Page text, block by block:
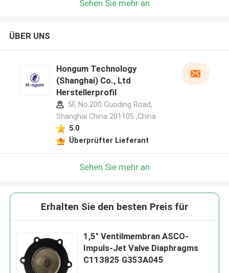
Sehen Sie mehr an
ÜBER UNS
Hongum Technology
(Shanghai) Co., Ltd
Herstellerprofil
5F, No.200 Guoding Road,
Shanghai China 201105 ,China
5.0
Überprüfter Lieferant
Sehen Sie mehr an
Erhalten Sie den besten Preis für
1,5" Ventilmembran ASCO-
Impuls-Jet Valve Diaphragms
C113825 G353A045